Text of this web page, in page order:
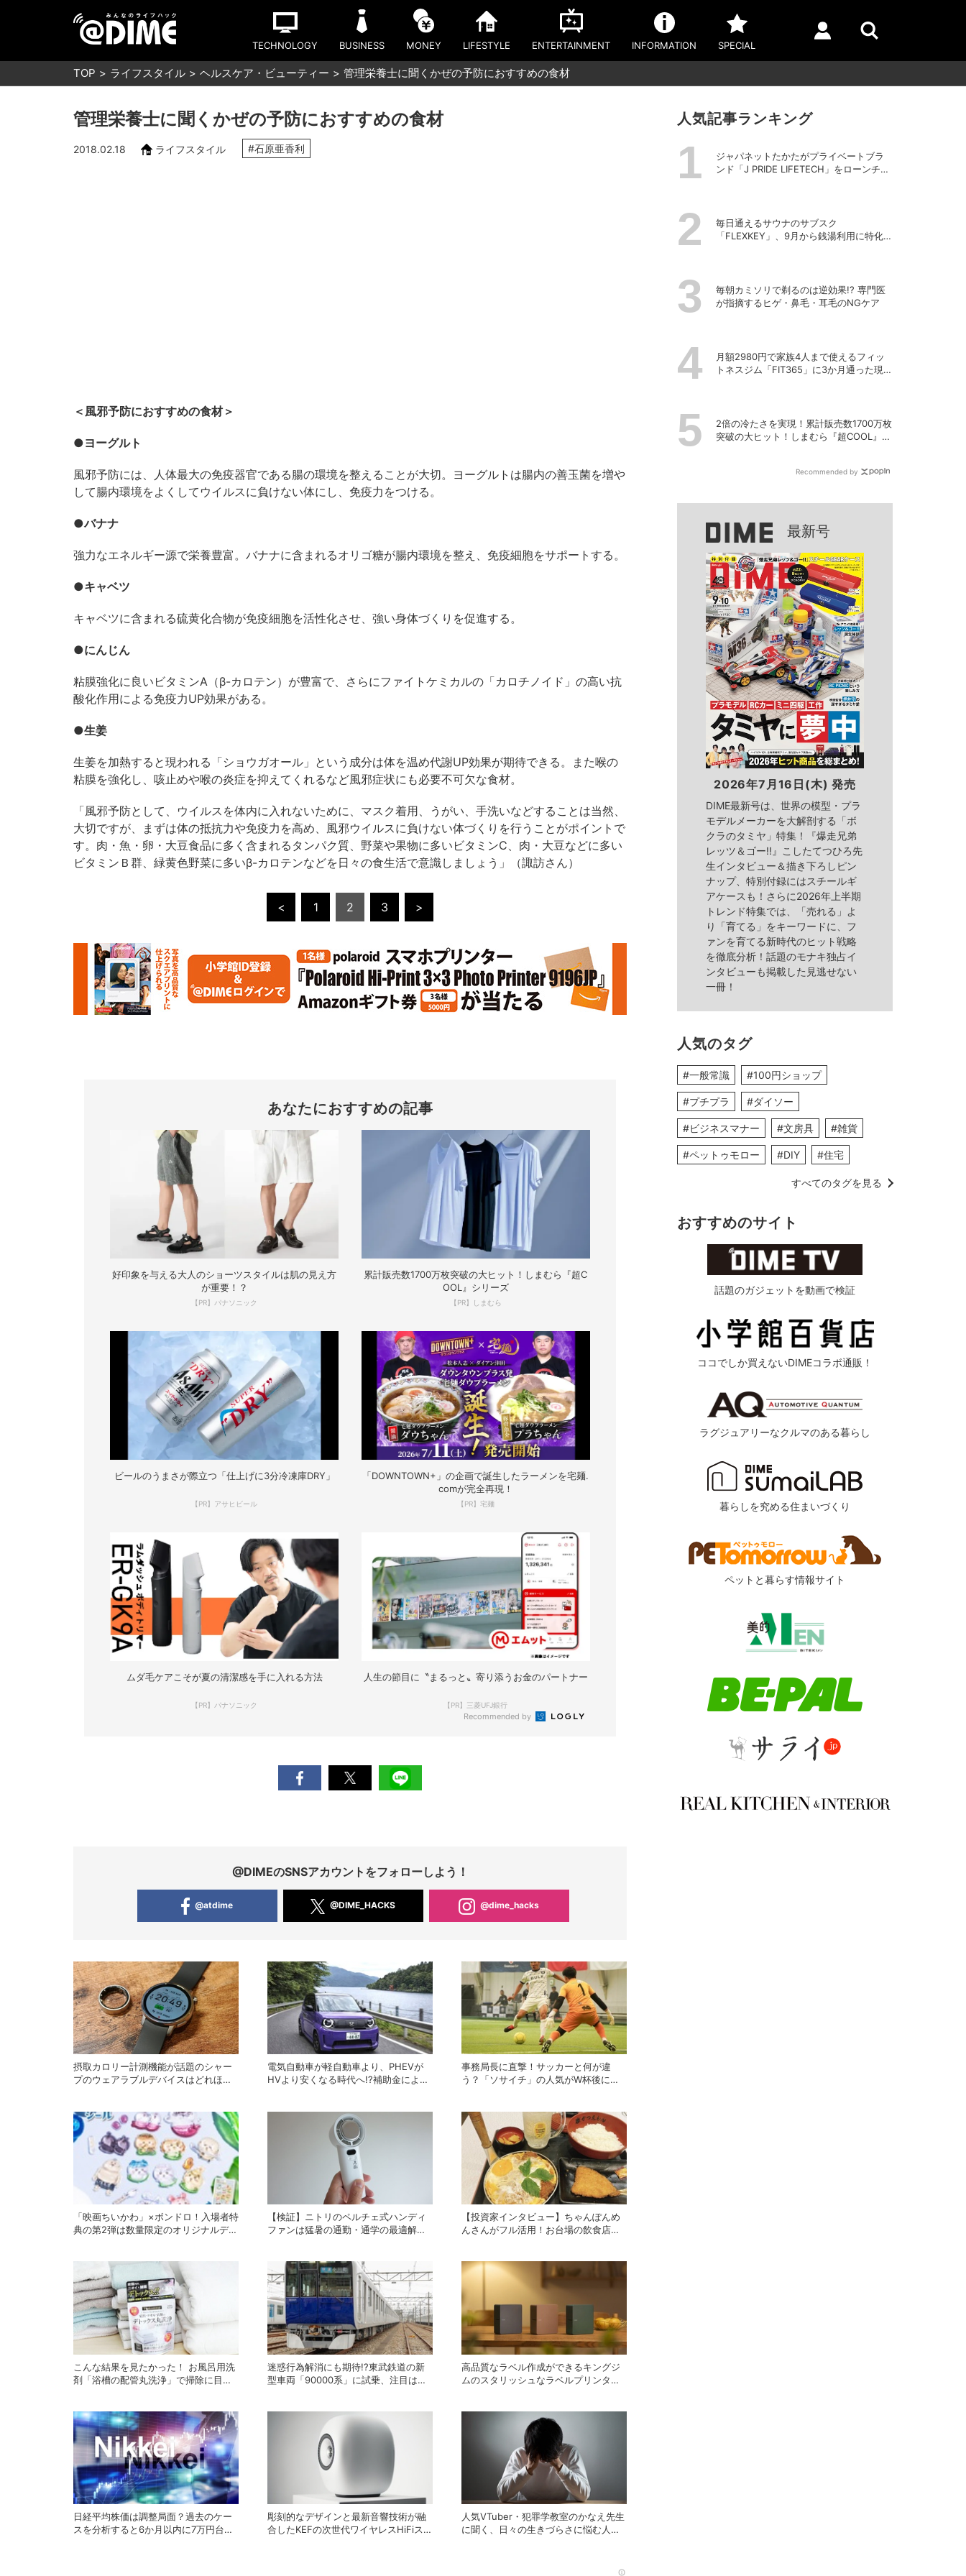
TECHNOLOGY BUSINESS MONEY LIFESTYLE ENTERTAINMENT INFORMATION SPECIAL
TOP ライフスタイル ヘルスケア・ビューティー 管理栄養士に聞くかぜの予防におすすめの食材
管理栄養士に聞くかぜの予防におすすめの食材
2018.02.18 ライフスタイル #石原亜香利
＜風邪予防におすすめの食材＞
●ヨーグルト
風邪予防には、人体最大の免疫器官である腸の環境を整えることが大切。ヨーグルトは腸内の善玉菌を増や
して腸内環境をよくしてウイルスに負けない体にし、免疫力をつける。
●バナナ
強力なエネルギー源で栄養豊富。バナナに含まれるオリゴ糖が腸内環境を整え、免疫細胞をサポートする。
●キャベツ
キャベツに含まれる硫黄化合物が免疫細胞を活性化させ、強い身体づくりを促進する。
●にんじん
粘膜強化に良いビタミンA（β-カロテン）が豊富で、さらにファイトケミカルの「カロチノイド」の高い抗
酸化作用による免疫力UP効果がある。
●生姜
生姜を加熱すると現われる「ショウガオール」という成分は体を温め代謝UP効果が期待できる。また喉の
粘膜を強化し、咳止めや喉の炎症を抑えてくれるなど風邪症状にも必要不可欠な食材。
「風邪予防として、ウイルスを体内に入れないために、マスク着用、うがい、手洗いなどすることは当然、
大切ですが、まずは体の抵抗力や免疫力を高め、風邪ウイルスに負けない体づくりを行うことがポイントで
す。肉・魚・卵・大豆食品に多く含まれるタンパク質、野菜や果物に多いビタミンC、肉・大豆などに多い
ビタミンＢ群、緑黄色野菜に多いβ-カロテンなどを日々の食生活で意識しましょう」（諏訪さん）
< 1 2 3 >
あなたにおすすめの記事
好印象を与える大人のショーツスタイルは肌の見え方
が重要！？
【PR】パナソニック
累計販売数1700万枚突破の大ヒット！しまむら『超C
OOL』シリーズ
【PR】しまむら
ビールのうまさが際立つ「仕上げに3分冷凍庫DRY」
【PR】アサヒビール
「DOWNTOWN+」の企画で誕生したラーメンを宅麺.
comが完全再現！
【PR】宅麺
ムダ毛ケアこそが夏の清潔感を手に入れる方法
【PR】パナソニック
人生の節目に〝まるっと〟寄り添うお金のパートナー
【PR】三菱UFJ銀行
Recommended by
@DIMEのSNSアカウントをフォローしよう！
@atdime @DIME_HACKS @dime_hacks
摂取カロリー計測機能が話題のシャー
プのウェアラブルデバイスはどれほど
電気自動車が軽自動車より、PHEVが
HVより安くなる時代へ!?補助金による
事務局長に直撃！サッカーと何が違
う？「ソサイチ」の人気がW杯後に急
「映画ちいかわ」×ボンドロ！入場者特
典の第2弾は数量限定のオリジナルデザ
【検証】ニトリのペルチェ式ハンディ
ファンは猛暑の通勤・通学の最適解に
【投資家インタビュー】ちゃんぽんめ
んさんがフル活用！お台場の飲食店で
こんな結果を見たかった！ お風呂用洗
剤「浴槽の配管丸洗浄」で掃除に目覚
迷惑行為解消にも期待!?東武鉄道の新
型車両「90000系」に試乗、注目は逆
高品質なラベル作成ができるキングジ
ムのスタリッシュなラベルプリンター
日経平均株価は調整局面？過去のケー
スを分析すると6か月以内に7万円台を
彫刻的なデザインと最新音響技術が融
合したKEFの次世代ワイヤレスHiFiスピ
人気VTuber・犯罪学教室のかなえ先生
に聞く、日々の生きづらさに悩む人へ
人気記事ランキング
ジャパネットたかたがプライベートブラ
ンド「J PRIDE LIFETECH」をローンチ、
毎日通えるサウナのサブスク
「FLEXKEY」、9月から銭湯利用に特化し
毎朝カミソリで剃るのは逆効果!? 専門医
が指摘するヒゲ・鼻毛・耳毛のNGケア
月額2980円で家族4人まで使えるフィッ
トネスジム「FIT365」に3か月通った現在
2倍の冷たさを実現！累計販売数1700万枚
突破の大ヒット！しまむら『超COOL』シ
Recommended by
最新号
2026年7月16日(木) 発売
DIME最新号は、世界の模型・プラ
モデルメーカーを大解剖する「ボ
クラのタミヤ」特集！『爆走兄弟
レッツ＆ゴー!!』こしたてつひろ先
生インタビュー＆描き下ろしピン
ナップ、特別付録にはスチールギ
アケースも！さらに2026年上半期
トレンド特集では、「売れる」よ
り「育てる」をキーワードに、フ
ァンを育てる新時代のヒット戦略
を徹底分析！話題のモナキ独占イ
ンタビューも掲載した見逃せない
一冊！
人気のタグ
#一般常識 #100円ショップ
#プチプラ #ダイソー
#ビジネスマナー #文房具 #雑貨
#ペットゥモロー #DIY #住宅
すべてのタグを見る
おすすめのサイト
話題のガジェットを動画で検証
ココでしか買えないDIMEコラボ通販！
ラグジュアリーなクルマのある暮らし
暮らしを究める住まいづくり
ペットと暮らす情報サイト